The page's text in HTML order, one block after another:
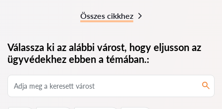
Összes cikkhez
Válassza ki az alábbi várost, hogy eljusson az
ügyvédekhez ebben a témában.: